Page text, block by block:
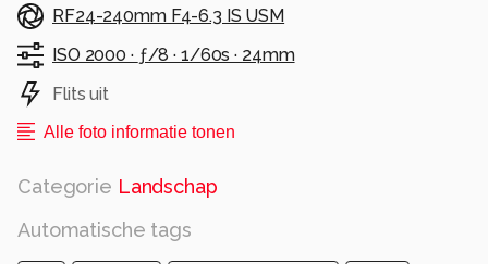
RF24-240mm F4-6.3 IS USM
ISO 2000 · ƒ/8 · 1/60s · 24mm
Flits uit
Alle foto informatie tonen
Categorie Landschap
Automatische tags